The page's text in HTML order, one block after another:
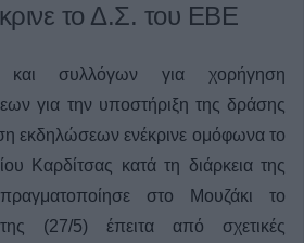
το Δ.Σ. του ΕΒΕ
και συλλόγων για χορήγηση
για την υποστήριξη της δράσης
εκδηλώσεων ενέκρινε ομόφωνα το
Καρδίτσας κατά τη διάρκεια της
στο Μουζάκι το
(27/5) έπειτα από σχετικές